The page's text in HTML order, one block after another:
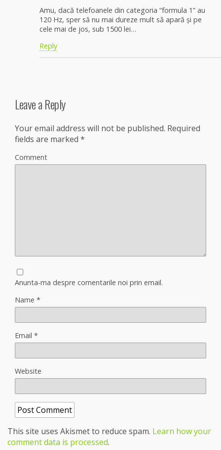
Amu, dacă telefoanele din categoria “formula 1” au
120 Hz, sper să nu mai dureze mult să apară și pe
cele mai de jos, sub 1500 lei…
Reply
Leave a Reply
Your email address will not be published. Required
fields are marked *
Comment
Anunta-ma despre comentarile noi prin email.
Name *
Email *
Website
This site uses Akismet to reduce spam. Learn how your
comment data is processed.